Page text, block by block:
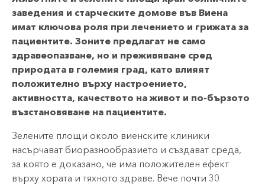
заведения и старческите домове във Виена
имат ключова роля при лечението и грижата за
пациентите. Зоните предлагат не само
здравеопазване, но и преживяване сред
природата в големия град, като влияят
положително върху настроението,
активността, качеството на живот и по-бързото
възстановяване на пациентите.
Зелените площи около виенските клиники
насърчават биоразнообразието и създават среда,
за която е доказано, че има положителен ефект
върху хората и тяхното здраве. Вече почти 30